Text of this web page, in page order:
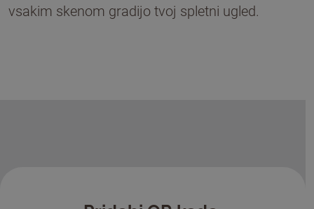
vsakim skenom gradijo tvoj spletni ugled.